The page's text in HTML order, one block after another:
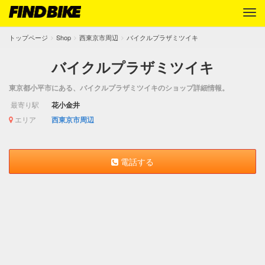
トップページ Shop 西東京市周辺 バイクルプラザミツイキ
バイクルプラザミツイキ
東京都小平市にある、バイクルプラザミツイキのショップ詳細情報。
最寄り駅 花小金井
エリア 西東京市周辺
電話する